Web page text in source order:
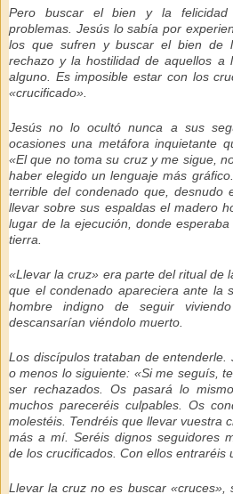
Pero buscar el bien y la felicidad
problemas. Jesús lo sabía por
los que sufren y buscar el bien de
rechazo y la hostilidad de aquellos a
alguno. Es imposible estar con los
«crucificado».
Jesús no lo ocultó nunca a sus
ocasiones una metáfora inquietante
«El que no toma su cruz y me sigue,
haber elegido un lenguaje más
terrible del condenado que, desnudo
llevar sobre sus espaldas el madero
lugar de la ejecución, donde
tierra.
«Llevar la cruz» era parte del ritual de
que el condenado apareciera ante la
hombre indigno de seguir
descansarían viéndolo muerto.
Los discípulos trataban de
o menos lo siguiente: «Si me seguís,
ser rechazados. Os pasará lo
muchos pareceréis culpables. Os
molestéis. Tendréis que llevar vuestra
más a mí. Seréis dignos seguidores
de los crucificados. Con ellos entraréis
Llevar la cruz no es buscar «cruces»,